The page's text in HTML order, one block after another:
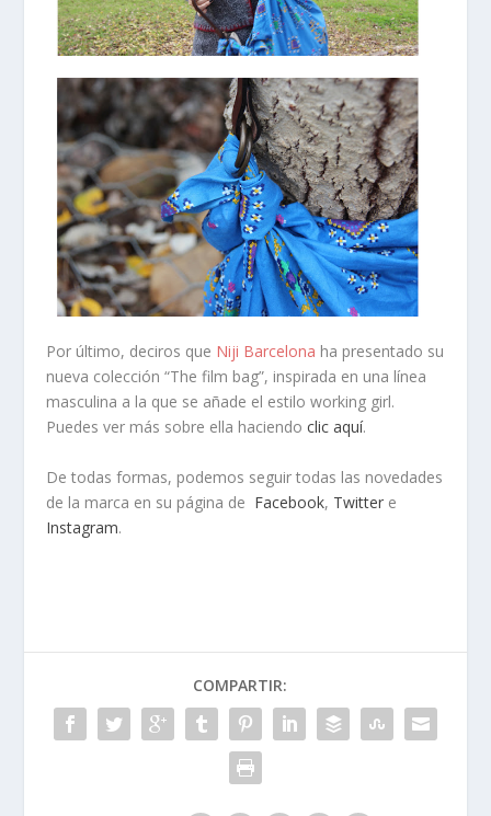
Por último, deciros que Niji Barcelona ha presentado su
nueva colección “The film bag”, inspirada en una línea
masculina a la que se añade el estiloworking girl.
Puedes ver más sobre ella haciendoclic aquí.
De todas formas, podemos seguir todas las novedades
de la marca en su página de Facebook, Twitter e
Instagram.
COMPARTIR: